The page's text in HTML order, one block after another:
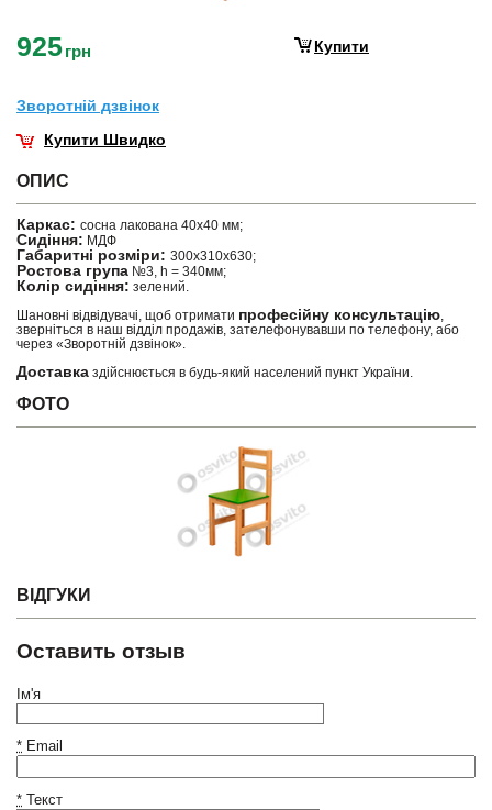
925грн Купити
Зворотнiй дзвiнок
Купити Швидко
ОПИС
Каркас: сосна лакована 40х40 мм;
Сидіння: МДФ
Габаритні розміри: 300х310х630;
Ростова група №3, h = 340мм;
Колір сидіння: зелений.
Шановні відвідувачі, щоб отримати професійну консультацію,
зверніться в наш відділ продажів, зателефонувавши по телефону, або
через «Зворотній дзвінок».
Доставка здійснюється в будь-який населений пункт України.
ФОТО
ВІДГУКИ
Оставить отзыв
Ім'я
* Email
* Текст